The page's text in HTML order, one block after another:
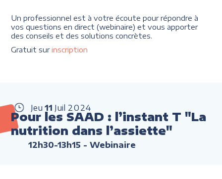
Un professionnel est à votre écoute pour répondre à
vos questions en direct (webinaire) et vous apporter
des conseils et des solutions concrètes.
Gratuit surinscription
Jeu 11 Juil 2024
Pour les SAAD : l’instant T "La
nutrition dans l’assiette"
12h30-13h15 - Webinaire